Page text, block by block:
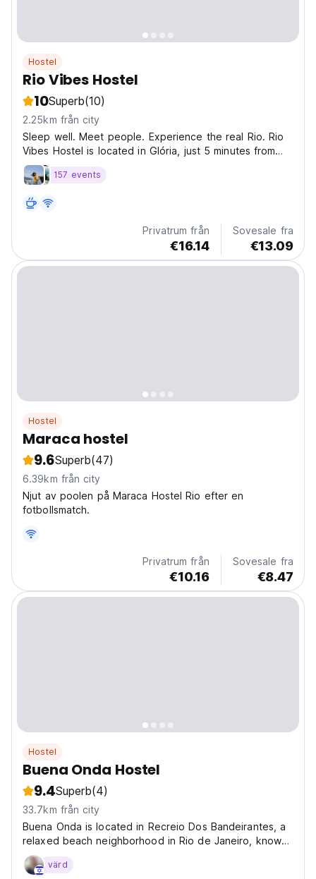
Hostel
Rio Vibes Hostel
10Superb(10)
2.25km från city
Sleep well. Meet people. Experience the real Rio. Rio
Vibes Hostel is located in Glória, just 5 minutes from
the metro, giving you quick access to Lapa, beaches,
and the city’s top attractions — no hassle, no wasted
157 events
Privatrum från
€16.14
Sovesale fra
€13.09
Hostel
Maraca hostel
9.6Superb(47)
6.39km från city
Njut av poolen på Maraca Hostel Rio efter en
fotbollsmatch.
Privatrum från
€10.16
Sovesale fra
€8.47
Hostel
Buena Onda Hostel
9.4Superb(4)
33.7km från city
Buena Onda is located in Recreio Dos Bandeirantes, a
relaxed beach neighborhood in Rio de Janeiro, known
for its natural beauty and laid-back atmosphere. Close
to the beach, it's a great choice for travelers who want
värd